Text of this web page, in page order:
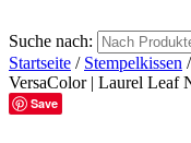
Suche nach:
Startseite / Stempelkissen /
VersaColor | Laurel Leaf
Save